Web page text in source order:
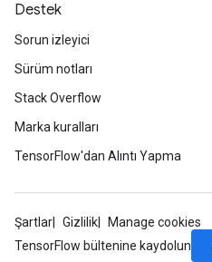
Destek
Sorun izleyici
Sürüm notları
Stack Overflow
Marka kuralları
TensorFlow'dan Alıntı Yapma
Şartlar Gizlilik
Manage cookies
TensorFlow bültenine kaydolun